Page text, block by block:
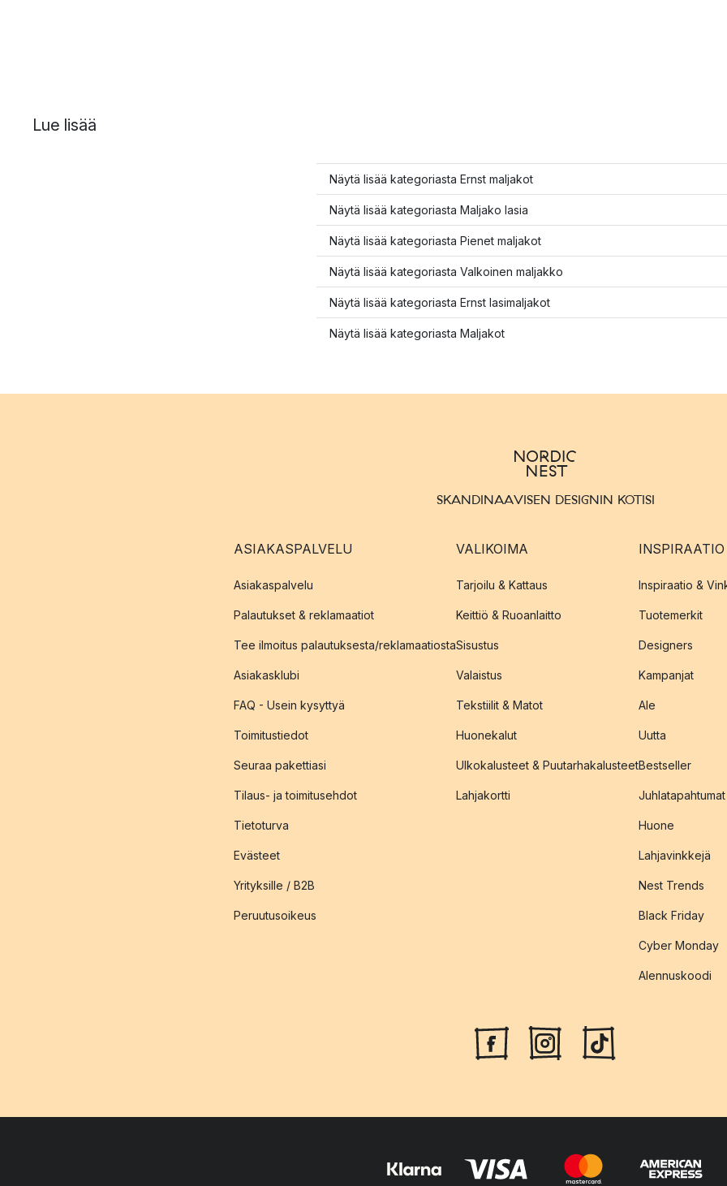
Lue lisää
Näytä lisää kategoriasta Ernst maljakot
Näytä lisää kategoriasta Maljako lasia
Näytä lisää kategoriasta Pienet maljakot
Näytä lisää kategoriasta Valkoinen maljakko
Näytä lisää kategoriasta Ernst lasimaljakot
Näytä lisää kategoriasta Maljakot
SKANDINAAVISEN DESIGNIN KOTISI
ASIAKASPALVELU
Asiakaspalvelu
Palautukset & reklamaatiot
Tee ilmoitus palautuksesta/reklamaatiosta
Asiakasklubi
FAQ - Usein kysyttyä
Toimitustiedot
Seuraa pakettiasi
Tilaus- ja toimitusehdot
Tietoturva
Evästeet
Yrityksille / B2B
Peruutusoikeus
VALIKOIMA
Tarjoilu & Kattaus
Keittiö & Ruoanlaitto
Sisustus
Valaistus
Tekstiilit & Matot
Huonekalut
Ulkokalusteet & Puutarhakalusteet
Lahjakortti
INSPIRAATIO
Inspiraatio &
Tuotemerkit
Designers
Kampanjat
Ale
Uutta
Bestseller
Juhlatapahtumat
Huone
Lahjavinkkejä
Nest Trends
Black Friday
Cyber Monday
Alennuskoodi